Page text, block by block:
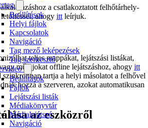
Beállítások
Helyi fájlok
Kapcsolatok
Navigáció
Tag mező leképezések
Tag szerkesztő
Beállítások
Fájlok
Lejátszási listák
Médiakönyvtár
Médialejátszó
Navigáció
a csatlakoztatott felhőtárhely-
ahogy itt leírjuk.
teljes mappákat, lejátszási listákat,
műfajokat offline lejátszáshoz, ahogy itt
tartja a helyi másolatot a felhővel
hozzá a szerveren, azokat automatikusan
az eszközről